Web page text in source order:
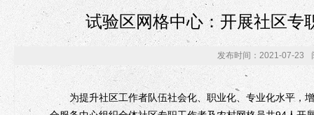
试验区网格中心：开展社区专
发布时间：2021-07-23
为提升社区工作者队伍社会化、职业化、专业化水平，